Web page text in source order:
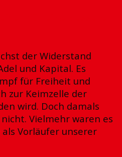
der Widerstand
und Kapital. Es
für Freiheit und
zur Keimzelle der
wird. Doch damals
nicht. Vielmehr waren es
Vorläufer unserer